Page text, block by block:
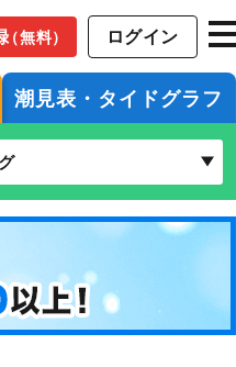
（無料） ログイン
潮見表・タイドグラフ